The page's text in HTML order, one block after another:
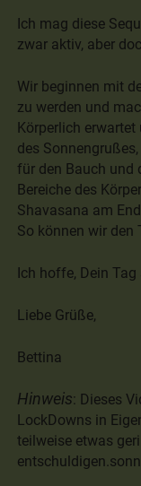
Ich mag diese
zwar aktiv, aber
Wir beginnen mit
zu werden und
Körperlich
des
für den Bauch und
Bereiche des
Shavasana am
So können wir den
Ich hoffe, Dein
Liebe Grüße,
Bettina
Hinweis: Dieses
LockDowns in
teilweise etwas